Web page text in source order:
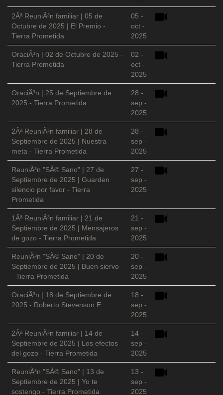
2Âª ReuniÃ³n familiar | 05 de
Octubre de 2025 | El Premio -
Tierra Prometida
05 -
oct -
2025
OraciÃ³n | 02 de Octubre de 2025 -
Tierra Prometida
02 -
oct -
2025
OraciÃ³n | 25 de Septiembre de
2025 - Tierra Prometida
28 -
sep -
2025
2Âª ReuniÃ³n familiar | 28 de
Septiembre de 2025 | Nuestra
meta - Tierra Prometida
28 -
sep -
2025
ReuniÃ³n "SÃ© Sano" | 27 de
Septiembre de 2025 | Guarden
silencio por favor - Tierra
Prometida
27 -
sep -
2025
1Âª ReuniÃ³n familiar | 21 de
Septiembre de 2025 | Mensajeros
de gozo - Tierra Prometida
21 -
sep -
2025
ReuniÃ³n "SÃ© Sano" | 20 de
Septiembre de 2025 | Buen siervo
- Tierra Prometida
20 -
sep -
2025
OraciÃ³n | 18 de Septiembre de
2025 - Roberto Stevenson E.
18 -
sep -
2025
2Âª ReuniÃ³n familiar | 14 de
Septiembre de 2025 | Los efectos
del gozo - Tierra Prometida
14 -
sep -
2025
ReuniÃ³n "SÃ© Sano" | 13 de
Septiembre de 2025 | Yo te
sostengo - Tierra Prometida
13 -
sep -
2025